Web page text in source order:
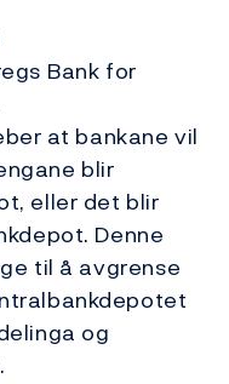
Bank for
at bankane vil
blir
eller det blir
Denne
til å avgrense
og